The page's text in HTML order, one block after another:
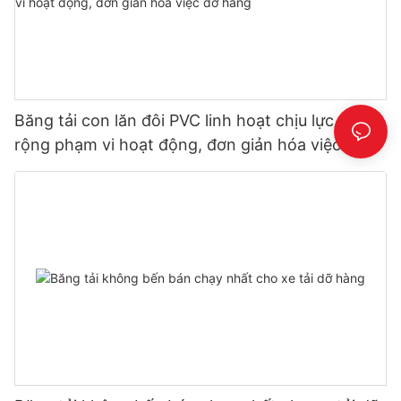
Băng tải con lăn đôi PVC linh hoạt chịu lực – Mở
rộng phạm vi hoạt động, đơn giản hóa việc dỡ
hàng